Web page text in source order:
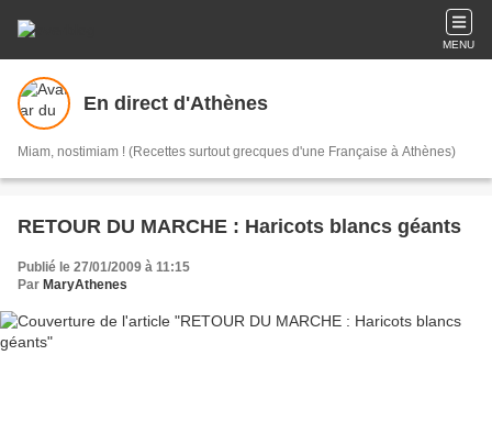
MENU
En direct d'Athènes
Miam, nostimiam ! (Recettes surtout grecques d'une Française à Athènes)
RETOUR DU MARCHE : Haricots blancs géants
Publié le 27/01/2009 à 11:15
Par MaryAthenes